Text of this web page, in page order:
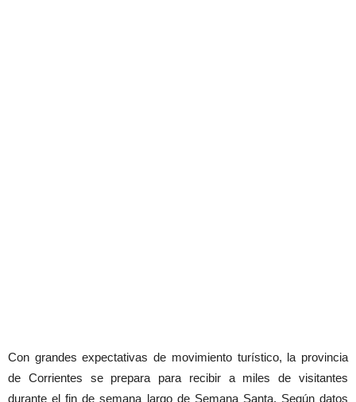
Con grandes expectativas de movimiento turístico, la provincia
de Corrientes se prepara para recibir a miles de visitantes
durante el fin de semana largo de Semana Santa. Según datos